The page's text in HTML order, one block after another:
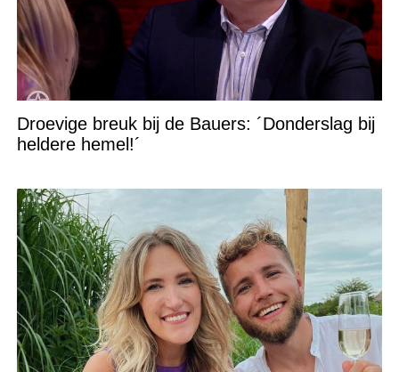
Droevige breuk bij de Bauers: ´Donderslag bij
heldere hemel!´